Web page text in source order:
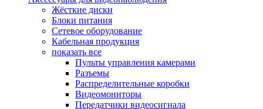
Жёсткие диски
Блоки питания
Сетевое оборудование
Кабельная продукция
показать все
Пульты управления камерами
Разъемы
Распределительные коробки
Видеомониторы
Передатчики видеосигнала